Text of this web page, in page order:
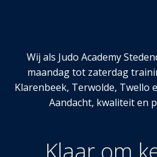
Wij als Judo Academy
maandag tot zaterdag
Klarenbeek, Terwolde, Twello
Aandacht, kwaliteit en